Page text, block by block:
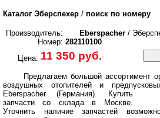
Каталог Эберспехер / поиск по номеру
Производитель:
Номер:
Eberspacher /
282110100
Цена: 11 350 руб.
Предлагаем большой ассортимент
воздушных отопителей и
Eberspacher (Германия).
Купить
запчасти со склада в Москве.
Уточнить наличие запчастей